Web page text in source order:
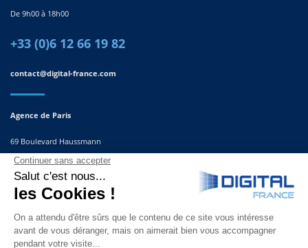
De 9h00 à 18h00
+33 (0)6 12 66 19 82
contact@digital-france.com
Agence de Paris
69 Boulevard Haussmann
75008, Paris
France
Agence du Sud-Est
291 Rue Albert Caquot